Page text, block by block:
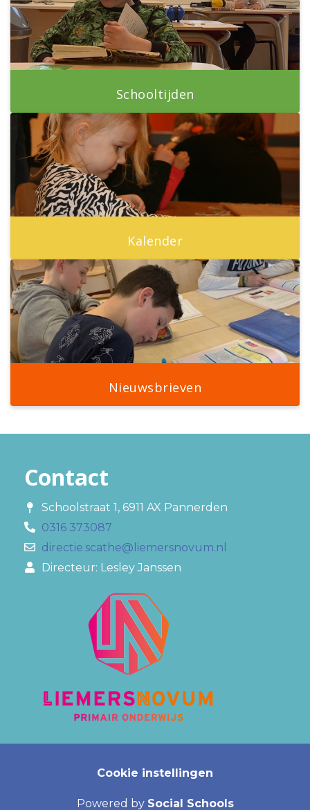
Schooltijden
Kalender
Nieuwsbrieven
Contact
Schoolstraat 1, 6911 AX Pannerden
0316 373087
directie.scathe@liemersnovum.nl
Directeur: Lesley Janssen
Cookie instellingen
Powered by Social Schools